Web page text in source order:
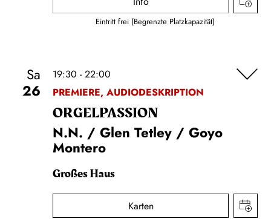
Eintritt frei (Begrenzte Platzkapazität)
Sa
26
19:30 - 22:00
PREMIERE, AUDIODESKRIPTION
ORGEL­PASSION
N.N. / Glen Tetley / Goyo
Montero
Großes Haus
Karten